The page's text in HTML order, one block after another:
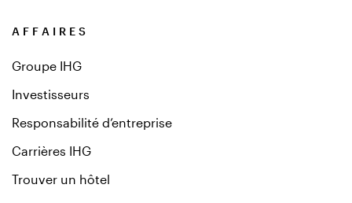
AFFAIRES
Groupe IHG
Investisseurs
Responsabilité d’entreprise
Carrières IHG
Trouver un hôtel